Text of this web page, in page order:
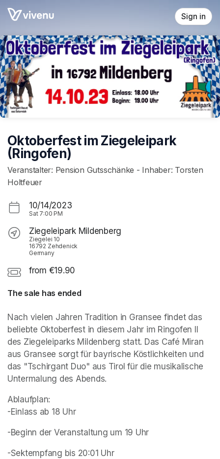
Skip header
Sign in
Oktoberfest im Ziegeleipark
(Ringofen)
Veranstalter: Pension Gutsschänke - Inhaber: Torsten
Holtfeuer
10/14/2023
Sat 7:00 PM
Ziegeleipark Mildenberg
Ziegelei 10
16792 Zehdenick
Germany
from €19.90
The sale has ended
Nach vielen Jahren Tradition in Gransee findet das
beliebte Oktoberfest in diesem Jahr im Ringofen II
des Ziegeleiparks Mildenberg statt. Das Café Miran
aus Gransee sorgt für bayrische Köstlichkeiten und
das "Tschirgant Duo" aus Tirol für die musikalische
Untermalung des Abends.
Ablaufplan:
-Einlass ab 18 Uhr
-Beginn der Veranstaltung um 19 Uhr
-Sektempfang bis 20:01 Uhr